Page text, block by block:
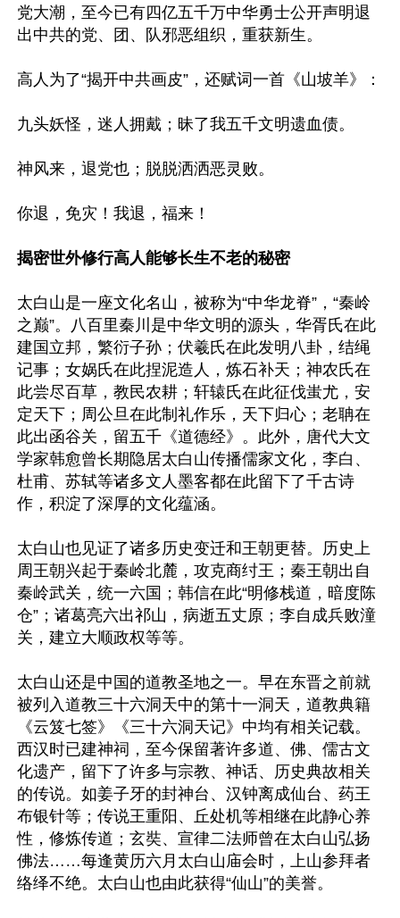
党大潮，至今已有四亿五千万中华勇士公开声明退
出中共的党、团、队邪恶组织，重获新生。
高人为了“揭开中共画皮”，还赋词一首《山坡羊》：
九头妖怪，迷人拥戴；昧了我五千文明遗血债。
神风来，退党也；脱脱洒洒恶灵败。
你退，免灾！我退，福来！
揭密世外修行高人能够长生不老的秘密
太白山是一座文化名山，被称为“中华龙脊”，“秦岭
之巅”。八百里秦川是中华文明的源头，华胥氏在此
建国立邦，繁衍子孙；伏羲氏在此发明八卦，结绳
记事；女娲氏在此捏泥造人，炼石补天；神农氏在
此尝尽百草，教民农耕；轩辕氏在此征伐蚩尤，安
定天下；周公旦在此制礼作乐，天下归心；老聃在
此出函谷关，留五千《道德经》。此外，唐代大文
学家韩愈曾长期隐居太白山传播儒家文化，李白、
杜甫、苏轼等诸多文人墨客都在此留下了千古诗
作，积淀了深厚的文化蕴涵。
太白山也见证了诸多历史变迁和王朝更替。历史上
周王朝兴起于秦岭北麓，攻克商纣王；秦王朝出自
秦岭武关，统一六国；韩信在此“明修栈道，暗度陈
仓”；诸葛亮六出祁山，病逝五丈原；李自成兵败潼
关，建立大顺政权等等。
太白山还是中国的道教圣地之一。早在东晋之前就
被列入道教三十六洞天中的第十一洞天，道教典籍
《云笈七签》《三十六洞天记》中均有相关记载。
西汉时已建神祠，至今保留著许多道、佛、儒古文
化遗产，留下了许多与宗教、神话、历史典故相关
的传说。如姜子牙的封神台、汉钟离成仙台、药王
布银针等；传说王重阳、丘处机等相继在此静心养
性，修炼传道；玄奘、宣律二法师曾在太白山弘扬
佛法……每逢黄历六月太白山庙会时，上山参拜者
络绎不绝。太白山也由此获得“仙山”的美誉。